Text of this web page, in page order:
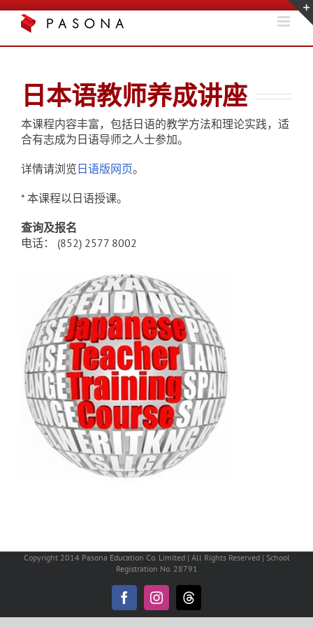
Skip
日本语教师养成讲座
本课程内容丰富，包括日语的教学方法和理论实践，适
合有志成为日语导师之人士参加。
详情请浏览 日语版网页。
* 本课程以日语授课。
查询及报名
电话： (852) 2577 8002
Copyright 2014 Pasona Education Co. Limited | All Rights Reserved | School
Registration No. 28791
FacebookInstagramThreads